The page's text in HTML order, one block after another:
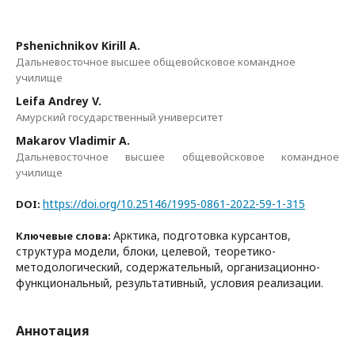
Pshenichnikov Kirill A.
Дальневосточное высшее общевойсковое командное
училище
Leifa Andrey V.
Амурский государственный университет
Makarov Vladimir A.
Дальневосточное высшее общевойсковое командное
училище
DOI: https://doi.org/10.25146/1995-0861-2022-59-1-315
Ключевые слова: Арктика, подготовка курсантов,
структура модели, блоки, целевой, теоретико-
методологический, содержательный, организационно-
функциональный, результативный, условия реализации.
Аннотация